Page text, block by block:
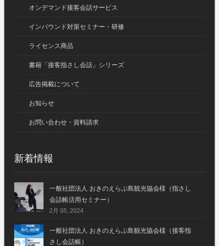
オンデマンド接客会話サービス
インバウンド対策セミナー・研修
ライセンス商品
書籍「接客指さし会話」シリーズ
広告掲載について
お知らせ
お問い合わせ・資料請求
新着情報
一般社団法人 おきのえらぶ島観光協会様（指さし
会話帳活用セミナー）
2月 05, 2024
一般社団法人 おきのえらぶ島観光協会様（接客指
さし会話帳）